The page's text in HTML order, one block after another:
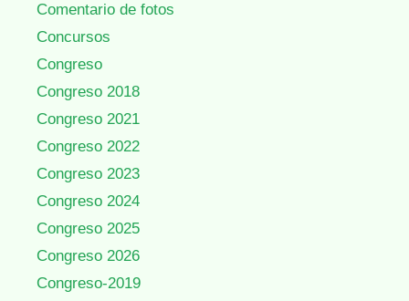
Comentario de fotos
Concursos
Congreso
Congreso 2018
Congreso 2021
Congreso 2022
Congreso 2023
Congreso 2024
Congreso 2025
Congreso 2026
Congreso-2019